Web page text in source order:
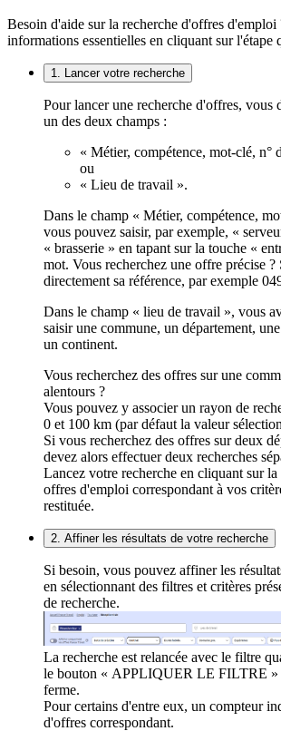
Besoin d'aide sur la recherche d'offres d'emploi
informations essentielles en cliquant sur l'étape
1. Lancer votre recherche
Pour lancer une recherche d'offres, vous
un des deux champs :
« Métier, compétence, mot-clé, n°
ou
« Lieu de travail ».
Dans le champ « Métier, compétence,
vous pouvez saisir, par exemple, «
« brasserie » en tapant sur la touche «
mot. Vous recherchez une offre précise ?
directement sa référence, par exemple
Dans le champ « lieu de travail », vous
saisir une commune, un département,
un continent.
Vous recherchez des offres sur une
alentours ?
Vous pouvez y associer un rayon de
0 et 100 km (par défaut la valeur
Si vous recherchez des offres sur deux
devez alors effectuer deux recherches
Lancez votre recherche en cliquant sur
offres d'emploi correspondant à vos
restituée.
2. Affiner les résultats de votre recherche
Si besoin, vous pouvez affiner les
en sélectionnant des filtres et critères
de recherche.
La recherche est relancée avec le filtre
le bouton « APPLIQUER LE FILTRE »
ferme.
Pour certains d'entre eux, un compteur
d'offres correspondant.